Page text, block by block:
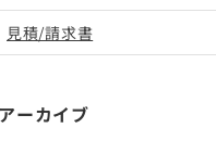
見積/請求書
アーカイブ